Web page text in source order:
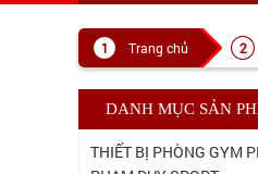
Trang chủ
DANH MỤC SẢN
THIẾT BỊ PHÒNG GYM